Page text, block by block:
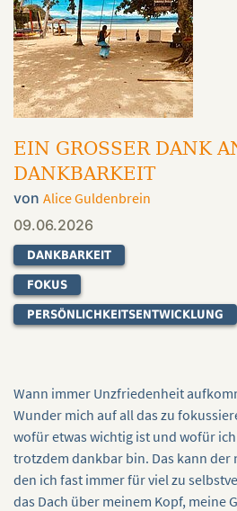
EIN GROSSER DANK AN
ANKBARKEIT
von Alice Guldenbrein
09.06.2026
DANKBARKEIT
FOKUS
PERSÖNLICHKEITSENTWICKLUNG
Wann immer Unzfriedenheit
Wunder mich auf all das zu
wofür etwas wichtig ist und wofür
trotzdem dankbar bin. Das kann der
den ich fast immer für viel zu
das Dach über meinem Kopf, meine